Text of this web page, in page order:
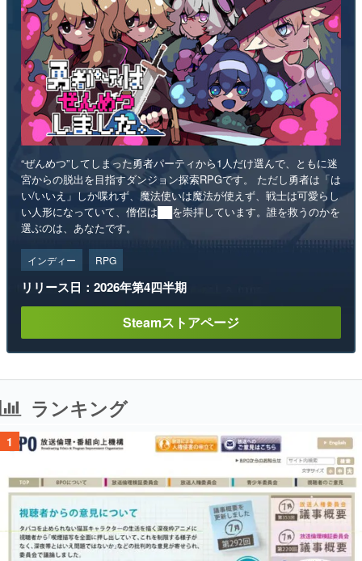
“ぜんめつ”してしまった勇者パーティから1人だけ選んで、ともに迷
宮からの脱出を目指すダンジョン探索RPGです。 ただし勇者は「は
い/いいえ」しか喋れず、魔法使いは魔法が使えず、戦士は可愛らし
い人形になっていて、僧侶は██を崇拝しています。誰を救うのかを
選ぶのは、あなたです。
インディー RPG
リリース日：2026年第4四半期
Steamストアページ
ランキング
1